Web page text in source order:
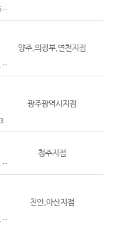
양주,의정부,연천지점
광주광역시지점
청주지점
천안,아산지점